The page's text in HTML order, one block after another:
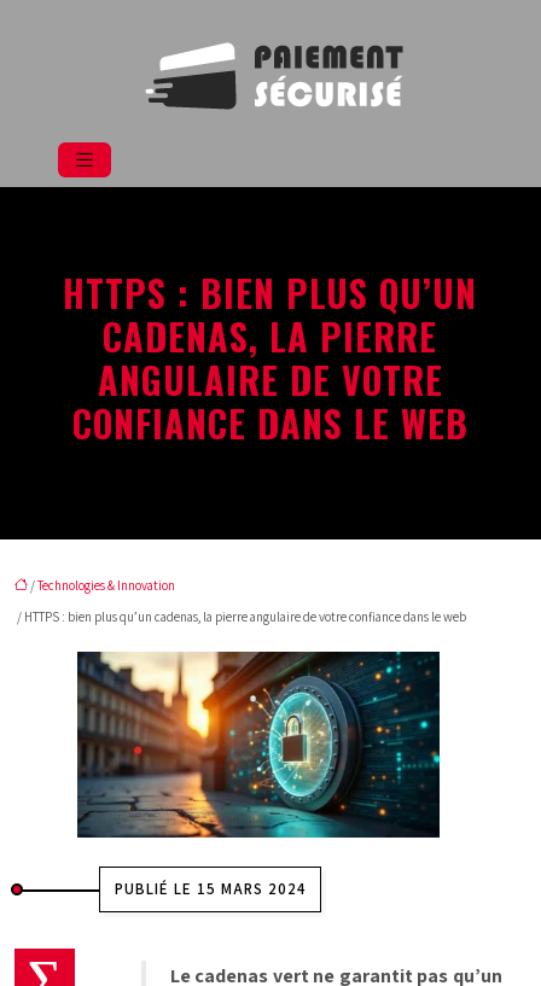
HTTPS : BIEN PLUS QU’UN
CADENAS, LA PIERRE
ANGULAIRE DE VOTRE
CONFIANCE DANS LE WEB
/Technologies & Innovation
/ HTTPS : bien plus qu’un cadenas, la pierre angulaire de votre confiance dans le web
PUBLIÉ LE 15 MARS 2024
Le cadenas vert ne garantit pas qu’un